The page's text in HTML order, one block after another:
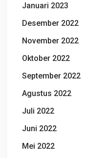
Januari 2023
Desember 2022
November 2022
Oktober 2022
September 2022
Agustus 2022
Juli 2022
Juni 2022
Mei 2022